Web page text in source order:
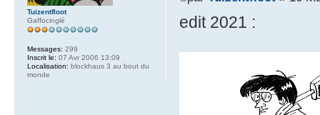
edit 2021 :
Tuizentfloot
Gaffocinglé
Messages: 299
Inscrit le: 07 Avr 2006 13:09
Localisation: blockhaus 3 au bout du
monde